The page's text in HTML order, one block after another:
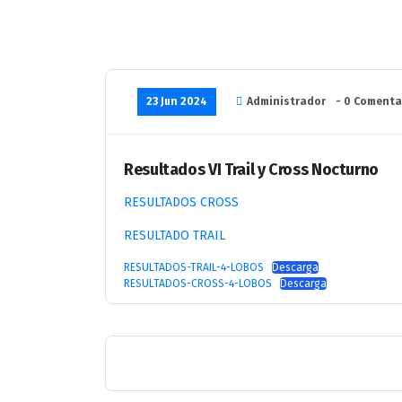
23 Jun 2024 Administrador - 0
Resultados VI Trail y Cross Nocturno
RESULTADOS CROSS
RESULTADO TRAIL
RESULTADOS-TRAIL-4-LOBOS
Descarga
RESULTADOS-CROSS-4-LOBOS
Descarga